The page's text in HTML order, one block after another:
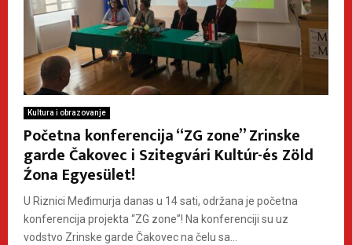
Kultura i obrazovanje
Početna konferencija “ZG zone” Zrinske
garde Čakovec i Szitegvári Kultúr-és Zöld
Źona Egyesület!
U Riznici Međimurja danas u 14 sati, održana je početna
konferencija projekta “ZG zone”! Na konferenciji su uz
vodstvo Zrinske garde Čakovec na čelu sa...